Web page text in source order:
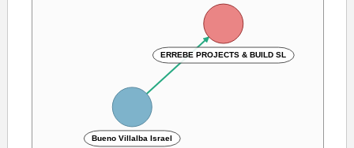
ERREBE PROJECTS & BUILD SL
Bueno Villalba Israel